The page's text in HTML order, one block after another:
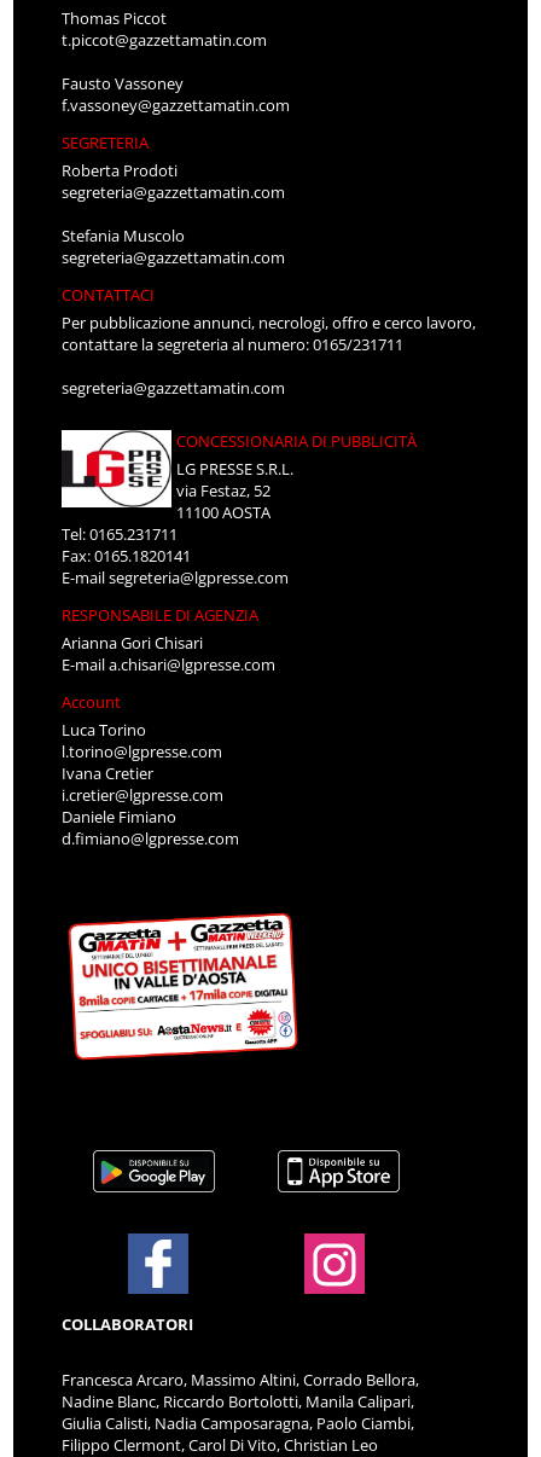
Thomas Piccot
t.piccot@gazzettamatin.com
Fausto Vassoney
f.vassoney@gazzettamatin.com
SEGRETERIA
Roberta Prodoti
segreteria@gazzettamatin.com
Stefania Muscolo
segreteria@gazzettamatin.com
CONTATTACI
Per pubblicazione annunci, necrologi, offro e cerco lavoro,
contattare la segreteria al numero: 0165/231711
segreteria@gazzettamatin.com
CONCESSIONARIA DI PUBBLICITÀ
LG PRESSE S.R.L.
via Festaz, 52
11100 AOSTA
Tel: 0165.231711
Fax: 0165.1820141
E-mailsegreteria@lgpresse.com
RESPONSABILE DI AGENZIA
Arianna Gori Chisari
E-maila.chisari@lgpresse.com
Account
Luca Torino
l.torino@lgpresse.com
Ivana Cretier
i.cretier@lgpresse.com
Daniele Fimiano
d.fimiano@lgpresse.com
COLLABORATORI
Francesca Arcaro, Massimo Altini, Corrado Bellora,
Nadine Blanc, Riccardo Bortolotti, Manila Calipari,
Giulia Calisti, Nadia Camposaragna, Paolo Ciambi,
Filippo Clermont, Carol Di Vito, Christian Leo